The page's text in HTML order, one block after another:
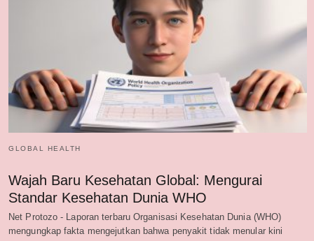
GLOBAL HEALTH
Wajah Baru Kesehatan Global: Mengurai
Standar Kesehatan Dunia WHO
Net Protozo - Laporan terbaru Organisasi Kesehatan Dunia (WHO)
mengungkap fakta mengejutkan bahwa penyakit tidak menular kini